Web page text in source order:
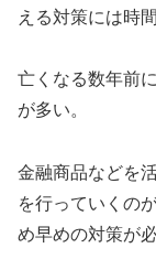
える対策には時
亡くなる数年前
が多い。
金融商品などを
を行っていくの
め早めの対策が必